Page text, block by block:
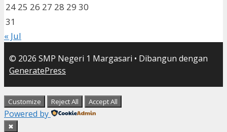
24 25 26 27 28 29 30
31
« Jul
© 2026 SMP Negeri 1 Margasari • Dibangun dengan
GeneratePress
Customize Reject All Accept All
Powered by
✖